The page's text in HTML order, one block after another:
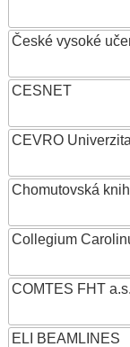
České vysoké
CESNET
CEVRO Univerzita
Chomutovská
Collegium
COMTES FHT a.s.
ELI BEAMLINES